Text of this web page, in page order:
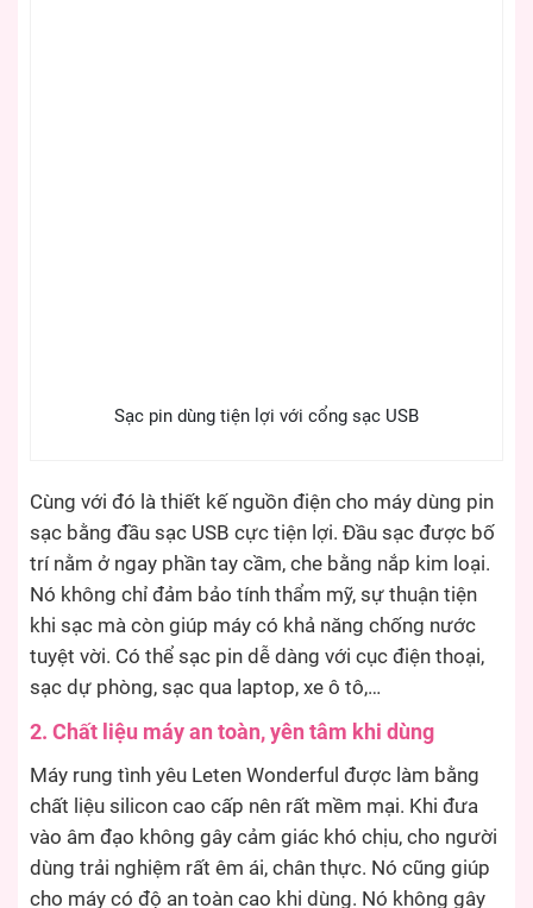
Sạc pin dùng tiện lợi với cổng sạc USB
Cùng với đó là thiết kế nguồn điện cho máy dùng pin
sạc bằng đầu sạc USB cực tiện lợi. Đầu sạc được bố
trí nằm ở ngay phần tay cầm, che bằng nắp kim loại.
Nó không chỉ đảm bảo tính thẩm mỹ, sự thuận tiện
khi sạc mà còn giúp máy có khả năng chống nước
tuyệt vời. Có thể sạc pin dễ dàng với cục điện thoại,
sạc dự phòng, sạc qua laptop, xe ô tô,…
2. Chất liệu máy an toàn, yên tâm khi dùng
Máy rung tình yêu Leten Wonderful được làm bằng
chất liệu silicon cao cấp nên rất mềm mại. Khi đưa
vào âm đạo không gây cảm giác khó chịu, cho người
dùng trải nghiệm rất êm ái, chân thực. Nó cũng giúp
cho máy có độ an toàn cao khi dùng. Nó không gây